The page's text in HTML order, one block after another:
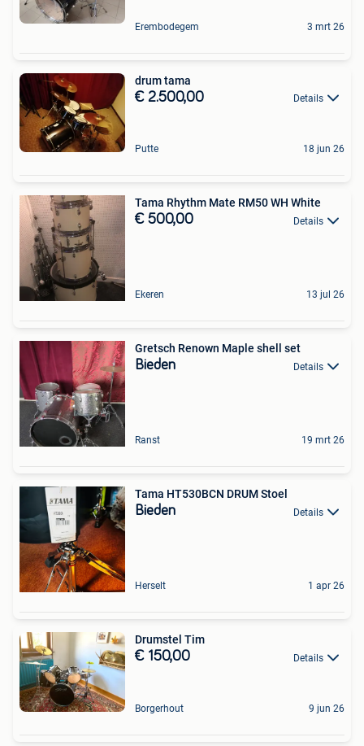
Erembodegem 3 mrt 26
drum tama
€ 2.500,00 Details
Putte 18 jun 26
Tama Rhythm Mate RM50 WH White
€ 500,00 Details
Ekeren 13 jul 26
Gretsch Renown Maple shell set
Bieden Details
Ranst 19 mrt 26
Tama HT530BCN DRUM Stoel
Bieden Details
Herselt 1 apr 26
Drumstel Tim
€ 150,00 Details
Borgerhout 9 jun 26